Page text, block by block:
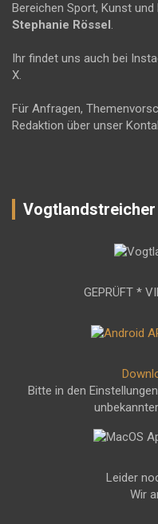
Bereichen Sport, Kunst
Stephanie Rössel.
Ihr findet uns auch bei
X.
Für Anfragen,
Redaktion über unser
Vogtlandstreicher
GEPRÜFT *
Bitte in den
Leider
Wir